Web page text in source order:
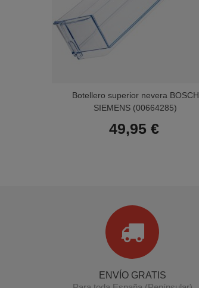
Botellero superior nevera BOSCH
SIEMENS (00664285)
49,95 €
ENVÍO GRATIS